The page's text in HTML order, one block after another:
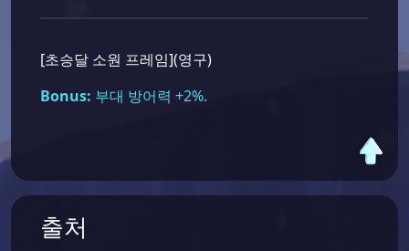
[초승달 소원 프레임](영구)
Bonus: 부대 방어력 +2%.
출처